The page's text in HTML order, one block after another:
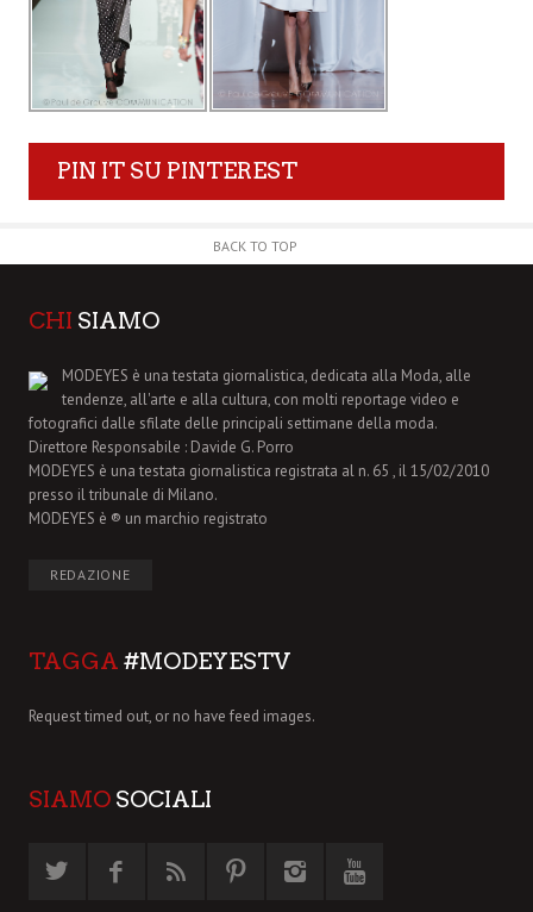
PIN IT SU PINTEREST
BACK TO TOP
CHI SIAMO
MODEYES è una testata giornalistica, dedicata alla Moda, alle
tendenze, all'arte e alla cultura, con molti reportage video e
fotografici dalle sfilate delle principali settimane della moda.
Direttore Responsabile : Davide G. Porro
MODEYES è una testata giornalistica registrata al n. 65 , il 15/02/2010
presso il tribunale di Milano.
MODEYES è ® un marchio registrato
REDAZIONE
TAGGA #MODEYESTV
Request timed out, or no have feed images.
SIAMO SOCIALI